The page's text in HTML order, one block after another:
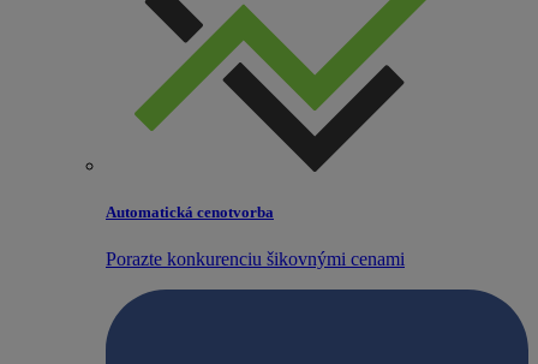
Automatická cenotvorba
Porazte konkurenciu šikovnými cenami